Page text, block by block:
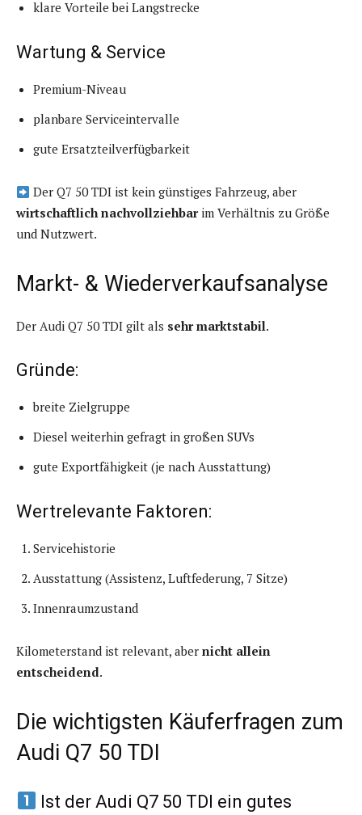
klare Vorteile bei Langstrecke
Wartung & Service
Premium-Niveau
planbare Serviceintervalle
gute Ersatzteilverfügbarkeit
Der Q7 50 TDI ist kein günstiges Fahrzeug, aber
wirtschaftlich nachvollziehbarim Verhältnis zu Größe
und Nutzwert.
Markt- & Wiederverkaufsanalyse
Der Audi Q7 50 TDI gilt als sehr marktstabil.
Gründe:
breite Zielgruppe
Diesel weiterhin gefragt in großen SUVs
gute Exportfähigkeit (je nach Ausstattung)
Wertrelevante Faktoren:
Servicehistorie
Ausstattung (Assistenz, Luftfederung, 7 Sitze)
Innenraumzustand
Kilometerstand ist relevant, aber nicht allein
entscheidend.
Die wichtigsten Käuferfragen zum
Audi Q7 50 TDI
Ist der Audi Q7 50 TDI ein gutes